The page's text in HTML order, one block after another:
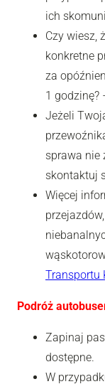
ich
Czy wiesz,
konkretne
za
1 godzinę?
Jeżeli
sprawa nie
skontaktuj
Więcej
Transportu
Podróż
Zapinaj
dostępne.
W